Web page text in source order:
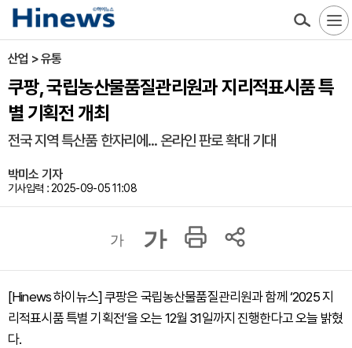
산업 > 유통
쿠팡, 국립농산물품질관리원과 지리적표시품 특
별 기획전 개최
전국 지역 특산품 한자리에... 온라인 판로 확대 기대
박미소 기자
기사입력 : 2025-09-05 11:08
가 가
[Hinews 하이뉴스] 쿠팡은 국립농산물품질관리원과 함께 ‘2025 지
리적표시품 특별 기획전’을 오는 12월 31일까지 진행한다고 오늘 밝혔
다.